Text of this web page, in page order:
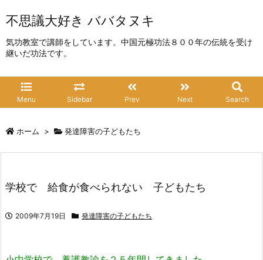
不思議大好き ババタヌキ
気功教室で講師をしています。中国元極功法８００年の伝統を受け
継いだ功法です。
Menu Sidebar Prev Next Search
ホーム > 発達障害の子どもたち
学校で 給食が食べられない 子どもたち
2009年7月19日 発達障害の子どもたち